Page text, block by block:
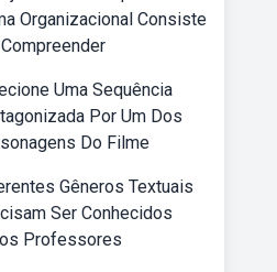
Organizacional Consiste
Uma Sequência
Por Um Dos
Do Filme
Gêneros Textuais
Ser Conhecidos
Professores